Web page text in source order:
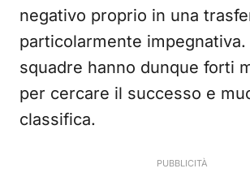
negativo proprio in una
particolarmente impegnativa.
squadre hanno dunque forti
per cercare il successo e
classifica.